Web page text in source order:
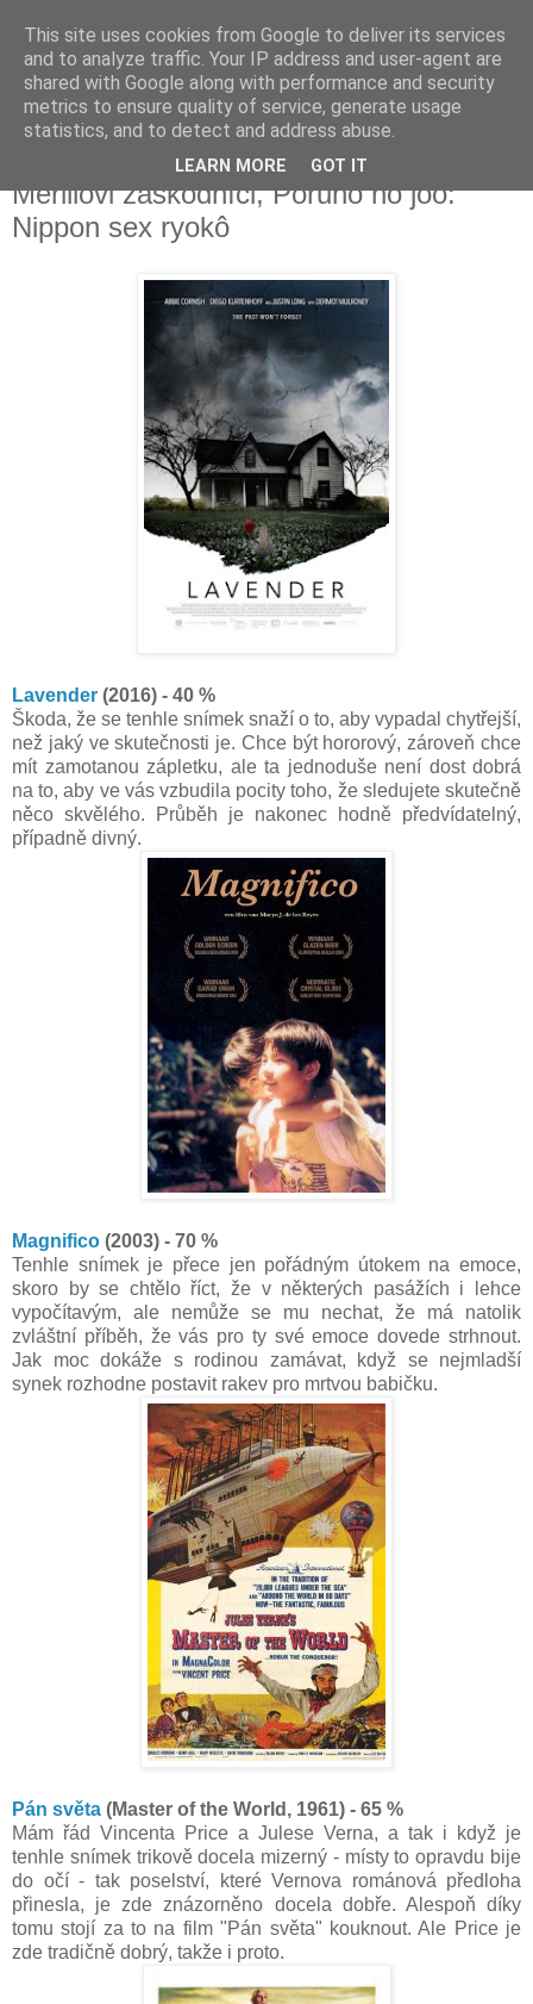
Deník milovníka filmů
úterý 25. dubna 2017
Lavender, Magnifico, Pán světa,
Merillovi záškodníci, Poruno no joô:
Nippon sex ryokô
Lavender (2016) - 40 %
Škoda, že se tenhle snímek snaží o to, aby vypadal chytřejší,
než jaký ve skutečnosti je. Chce být hororový, zároveň chce
mít zamotanou zápletku, ale ta jednoduše není dost dobrá
na to, aby ve vás vzbudila pocity toho, že sledujete skutečně
něco skvělého. Průběh je nakonec hodně předvídatelný,
případně divný.
Magnifico (2003) - 70 %
Tenhle snímek je přece jen pořádným útokem na emoce,
skoro by se chtělo říct, že v některých pasážích i lehce
vypočítavým, ale nemůže se mu nechat, že má natolik
zvláštní příběh, že vás pro ty své emoce dovede strhnout.
Jak moc dokáže s rodinou zamávat, když se nejmladší
synek rozhodne postavit rakev pro mrtvou babičku.
Pán světa (Master of the World, 1961) - 65 %
Mám řád Vincenta Price a Julese Verna, a tak i když je
tenhle snímek trikově docela mizerný - místy to opravdu bije
do očí - tak poselství, které Vernova románová předloha
přinesla, je zde znázorněno docela dobře. Alespoň díky
tomu stojí za to na film "Pán světa" kouknout. Ale Price je
zde tradičně dobrý, takže i proto.
This site uses cookies from Google to deliver its services
and to analyze traffic. Your IP address and user-agent are
shared with Google along with performance and security
metrics to ensure quality of service, generate usage
statistics, and to detect and address abuse.
LEARN MORE GOT IT